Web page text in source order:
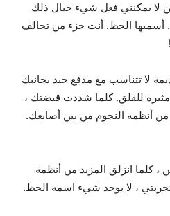
لكن لا يمكنني فعل شيء حيال ذلك
أسميها الحظ. أنت جزء من تحالف
لا تتناسب مع مدفع جيد بجانبك
مثيرة للقلق. كلما شددت قبضتك ،
من أنظمة النجوم من بين أصابعك.
، كلما انزلق المزيد من أنظمة
، لا يوجد شيء اسمه الحظ.